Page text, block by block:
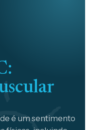
é um sentimento